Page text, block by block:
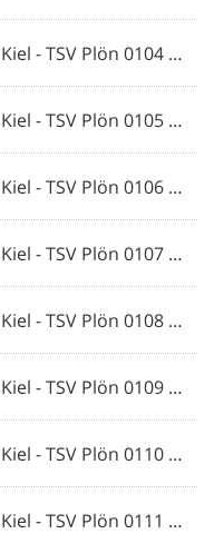
20230901 VfB Kiel - TSV Plön 0104 © 2023 Ismail Yesilyurt.jpg
20230901 VfB Kiel - TSV Plön 0105 © 2023 Ismail Yesilyurt.jpg
20230901 VfB Kiel - TSV Plön 0106 © 2023 Ismail Yesilyurt.jpg
20230901 VfB Kiel - TSV Plön 0107 © 2023 Ismail Yesilyurt.jpg
20230901 VfB Kiel - TSV Plön 0108 © 2023 Ismail Yesilyurt.jpg
20230901 VfB Kiel - TSV Plön 0109 © 2023 Ismail Yesilyurt.jpg
20230901 VfB Kiel - TSV Plön 0110 © 2023 Ismail Yesilyurt.jpg
20230901 VfB Kiel - TSV Plön 0111 © 2023 Ismail Yesilyurt.jpg